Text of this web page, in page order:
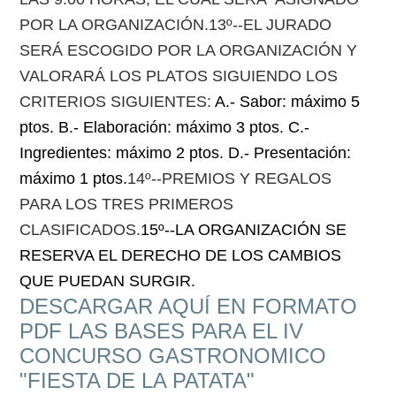
POR LA ORGANIZACIÓN.13º--EL JURADO
SERÁ ESCOGIDO POR LA ORGANIZACIÓN Y
VALORARÁ LOS PLATOS SIGUIENDO LOS
CRITERIOS SIGUIENTES: A.- Sabor: máximo 5
ptos. B.- Elaboración: máximo 3 ptos. C.-
Ingredientes: máximo 2 ptos. D.- Presentación:
máximo 1 ptos.14º--PREMIOS Y REGALOS
PARA LOS TRES PRIMEROS
CLASIFICADOS.15º--LA ORGANIZACIÓN SE
RESERVA EL DERECHO DE LOS CAMBIOS
QUE PUEDAN SURGIR.
DESCARGAR AQUÍ EN FORMATO
PDF LAS BASES PARA EL IV
CONCURSO GASTRONOMICO
"FIESTA DE LA PATATA"